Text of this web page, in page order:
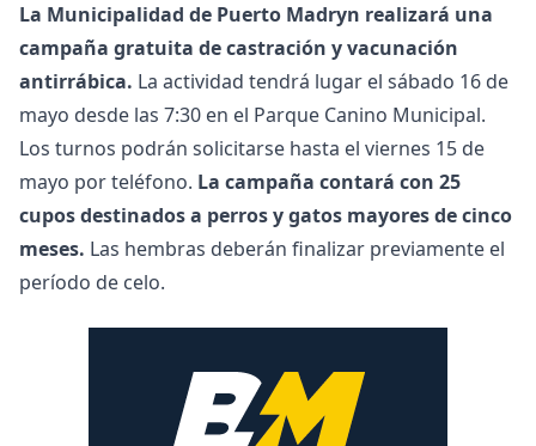
La Municipalidad de Puerto Madryn realizará una
campaña gratuita de castración y vacunación
antirrábica. La actividad tendrá lugar el sábado 16 de
mayo desde las 7:30 en el Parque Canino Municipal.
Los turnos podrán solicitarse hasta el viernes 15 de
mayo por teléfono. La campaña contará con 25
cupos destinados a perros y gatos mayores de cinco
meses. Las hembras deberán finalizar previamente el
período de celo.